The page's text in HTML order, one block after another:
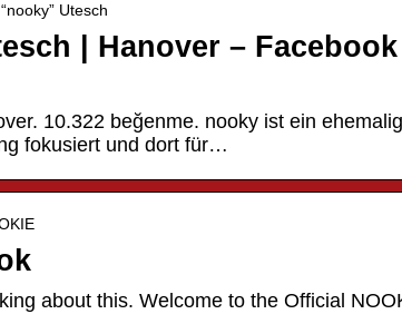
Utesch
| Hanover – Facebook
10.322 beğenme. nooky ist ein
fokusiert und dort für…
about this. Welcome to the Official